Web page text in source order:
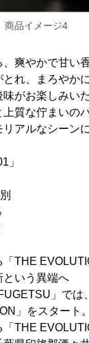
商品イメージ4
爽やかで甘い香
れ、まろやか
がお楽しみい
質な佇まいの
アルなシーン
」
THE
という異端へ
」では
」をスタート。
THE